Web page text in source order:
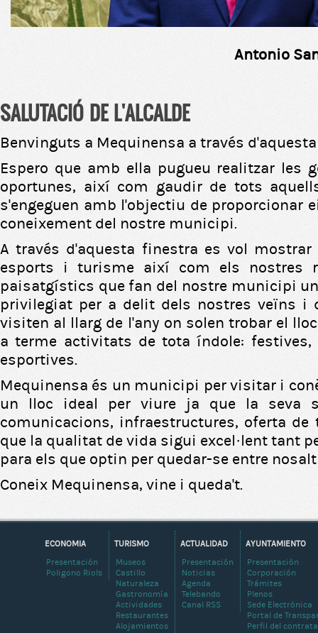
Antonio Sanjuán
SALUTACIÓ DE L'ALCALDE
Benvinguts a Mequinensa a través
Espero que amb ella pugueu realitzar les
oportunes, així com gaudir de tots
s'engeguen amb l'objectiu de proporcionar
coneixement del nostre municipi.
A través d'aquesta finestra es vol
esports i turisme així com els nostres
paisatgístics que fan del nostre municipi
privilegiat per a delit dels nostres veïns i
visiten al llarg de l'any on solen trobar el
a terme activitats de tota índole: festives,
esportives.
Mequinensa és un municipi per visitar i
un lloc ideal per viure ja que la seva
comunicacions, infraestructures, oferta
que la qualitat de vida sigui excel·lent tant
para els que optin per quedar-se entre
Coneix Mequinensa, vine i queda't.
AYUNTAMIENTO
Presentación
Corporación
Trámites
Plenos
Sede Electrónica
Portal de
Perfil del
ACTUALIDAD
Presentación
Noticias
Agenda
Telebando
Canal RSS
TURISMO
Museos
Castillo
Naturaleza
Gastronomía
Actividades
Restaurantes
Alojamientos
ECONOMIA
Presentación
Poligono Riols